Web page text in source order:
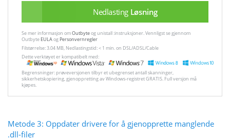
Nedlasting Løsning
Se mer informasjon omOutbyteog unistall :instruksjoner. Vennligst se gjennom
Outbyte EULAog Personvernregler
Filstørrelse: 3.04 MB, Nedlastingstid: < 1 min. on DSL/ADSL/Cable
Dette verktøyet er kompatibelt med:
Begrensninger: prøveversjonen tilbyr et ubegrenset antall skanninger,
sikkerhetskopiering, gjenoppretting av Windows-registret GRATIS. Full versjon må
kjøpes.
Metode 3: Oppdater drivere for å gjenopprette manglende
.dll-filer